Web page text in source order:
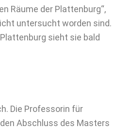
Räume der Plattenburg“,
untersucht worden sind.
sieht sie bald
Die Professorin für
Abschluss des Masters